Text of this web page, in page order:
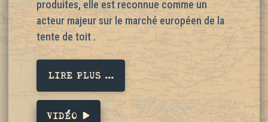
produites, elle est reconnue comme un
acteur majeur sur le marché européen de la
tente de toit .
LIRE PLUS ...
VIDÉO